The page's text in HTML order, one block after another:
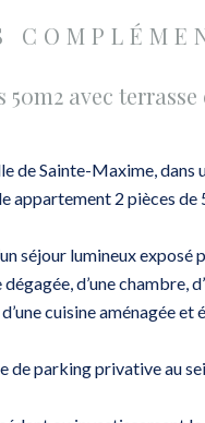
50m2 avec
de Sainte-Maxime, dans
appartement 2 pièces de
séjour lumineux
d’une chambre,
cuisine aménagée et
de parking privative au